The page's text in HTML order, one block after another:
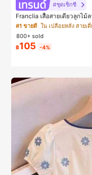
#ชุดเซ็กซี่
Franclia เสื้อสายเดี่ยวลูกไม้
สำหรับฤดูร้อน
#1 ขายดี ใน เปลือยหลัง สาย
800+ sold
฿105 -4%